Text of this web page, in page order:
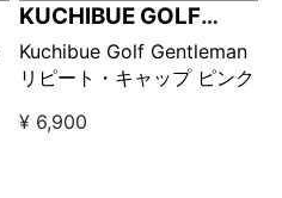
KUCHIBUE GOLF
GENTLEMAN
Kuchibue Golf Gentleman
リピート・キャップ ピンク
¥ 6,900